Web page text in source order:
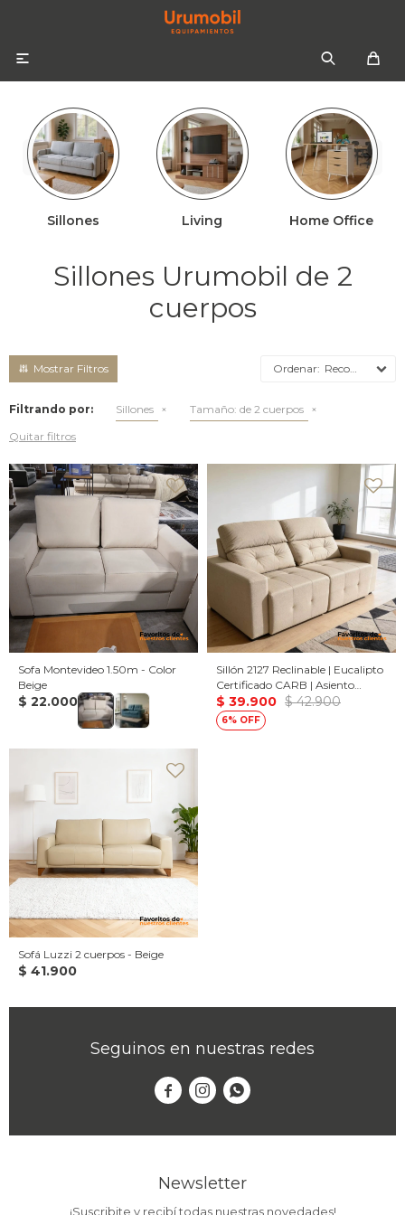

Sillones Living Home Office
Sillones Urumobil de 2
cuerpos
Recomendados
Filtrando por: Sillones Tamaño: de 2 cuerpos
Quitar filtros
Sofa Montevideo 1.50m - Color
Beige
$ 22.000
Sillón 2127 Reclinable | Eucalipto
Certificado CARB | Asiento
Retráctil - 2.00 / Beige
$ 39.900 $ 42.900
6
Sofá Luzzi 2 cuerpos - Beige
$ 41.900
Seguinos en nuestras redes
  
Newsletter
¡Suscribite y recibí todas nuestras novedades!
Colchones
Mesas de luz